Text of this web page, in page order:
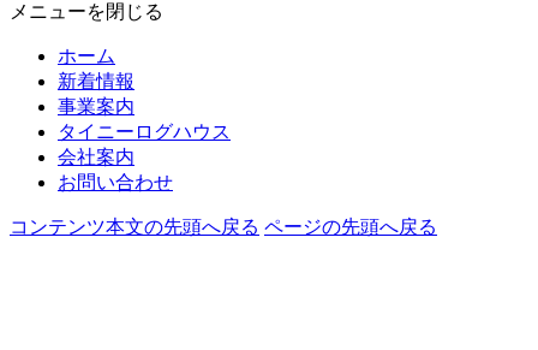
メニューを閉じる
ホーム
新着情報
事業案内
タイニーログハウス
会社案内
お問い合わせ
コンテンツ本文の先頭へ戻る ページの先頭へ戻る